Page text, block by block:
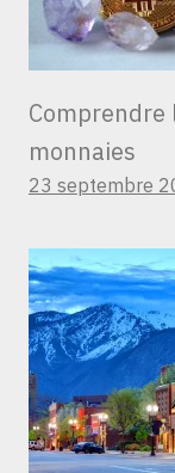
Comprendre
monnaies
23 septembre